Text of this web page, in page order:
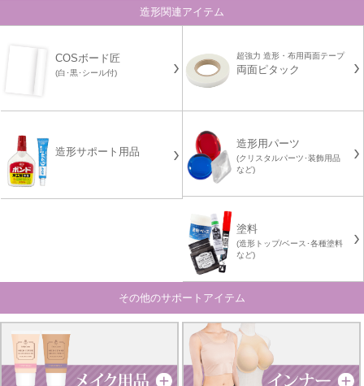
造形関連アイテム
COSボード匠
(白･黒･シール付)
超強力 造形・布用両面テープ
両面ピタック
造形サポート用品
造形用パーツ
(クリスタルパーツ･装飾用品
など)
塗料
(造形トップ/ベース･各種塗料
など)
その他のサポートアイテム